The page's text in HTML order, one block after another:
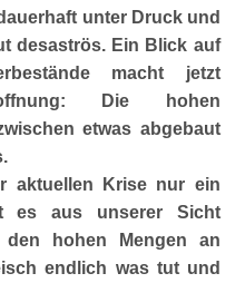
unter Druck und
desaströs. Ein Blick auf
macht jetzt
Die hohen
etwas abgebaut
aktuellen Krise nur ein
es aus unserer Sicht
hohen Mengen an
endlich was tut und